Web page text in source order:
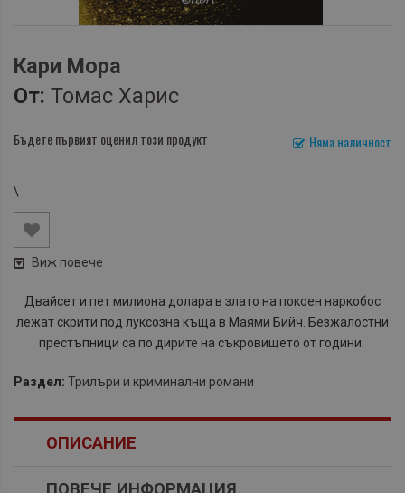
Кари Мора
От: Томас Харис
Няма наличност
Бъдете първият оценил този продукт
\
Виж повече
Двайсет и пет милиона долара в злато на покоен наркобос
лежат скрити под луксозна къща в Маями Бийч. Безжалостни
престъпници са по дирите на съкровището от години.
Раздел: Трилъри и криминални романи
ОПИСАНИЕ